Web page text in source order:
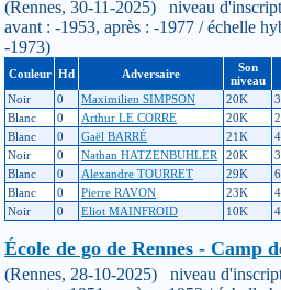
(Rennes, 30-11-2025) niveau
avant : -1953, après : -1977 / échelle
-1973)
Couleur Hd Adversaire
Son
niveau
Noir
0 Maximilien SIMPSON 20K
Blanc
0 Arthur LE CORRE 20K
Blanc
0 Gaël BARRÉ 21K
Noir
0 Nathan HATZENBUHLER 20K
Blanc
0 Alexandre TOURRET 29K
Blanc
0 Pierre RAVON 23K
Noir
0 Eliot MAINFROID 10K
École de go de Rennes - Camp
(Rennes, 28-10-2025) niveau